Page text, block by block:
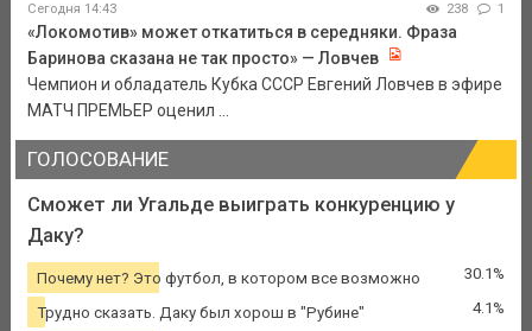
Сегодня 14:43 238 1
«Локомотив» может откатиться в середняки. Фраза
Баринова сказана не так просто» — Ловчев
Чемпион и обладатель Кубка СССР Евгений Ловчев в эфире
МАТЧ ПРЕМЬЕР оценил ...
ГОЛОСОВАНИЕ
Сможет ли Угальде выиграть конкуренцию у
Даку?
Почему нет? Это футбол, в котором все возможно 30.1%
Трудно сказать. Даку был хорош в "Рубине" 4.1%